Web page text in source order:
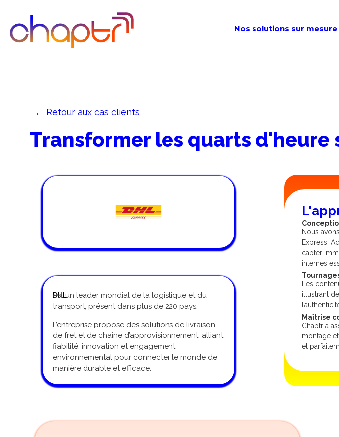
Nos solutions sur mesure
← Retour aux cas clients
Transformer les quarts d'heure
DHL
est un leader mondial de la logistique et du
transport, présent dans plus de 220 pays.
L’entreprise propose des solutions de livraison,
de fret et de chaîne d’approvisionnement, alliant
fiabilité, innovation et engagement
environnemental pour connecter le monde de
manière durable et efficace.
Nous
Express.
capter
internes
Les
illustrant
Maîtrise
Chaptr a
montage
et